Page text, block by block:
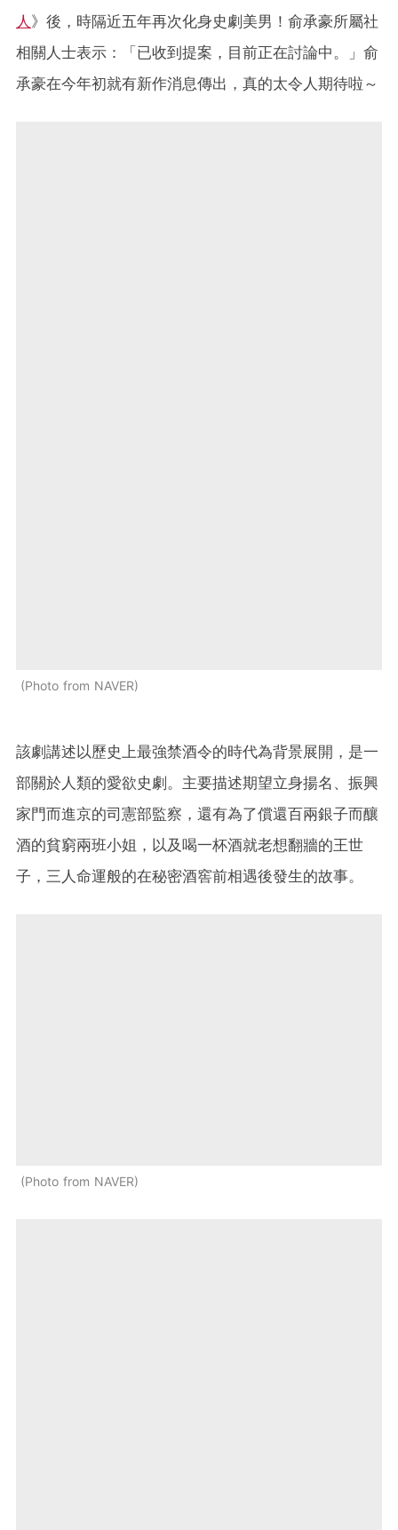
人 》後，時隔近五年再次化身史劇美男！俞承豪所屬社
相關人士表示：「已收到提案，目前正在討論中。」俞
承豪在今年初就有新作消息傳出，真的太令人期待啦～
Photo from NAVER
該劇講述以歷史上最強禁酒令的時代為背景展開，是一
部關於人類的愛欲史劇。主要描述期望立身揚名、振興
家門而進京的司憲部監察，還有為了償還百兩銀子而釀
酒的貧窮兩班小姐，以及喝一杯酒就老想翻牆的王世
子，三人命運般的在秘密酒窖前相遇後發生的故事。
Photo from NAVER